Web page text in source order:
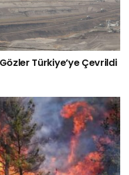
Türkiye’ye Çevrildi